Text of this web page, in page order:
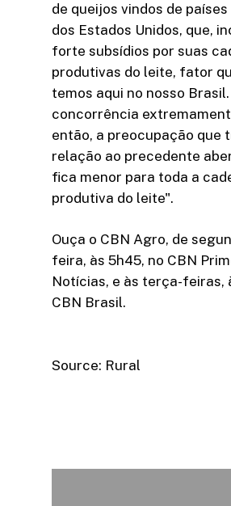
de queijos vindos de
dos Estados Unidos, que,
forte subsídios por suas
produtivas do leite, fator
temos aqui no nosso
concorrência
então, a preocupação que
relação ao precedente
fica menor para toda a
produtiva do leite".
Ouça o CBN Agro, de
feira, às 5h45, no CBN
Notícias, e às terça-feiras,
CBN Brasil.
Source: Rural